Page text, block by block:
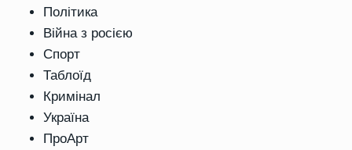
Політика
Війна з росією
Спорт
Таблоїд
Кримінал
Україна
ПроАрт